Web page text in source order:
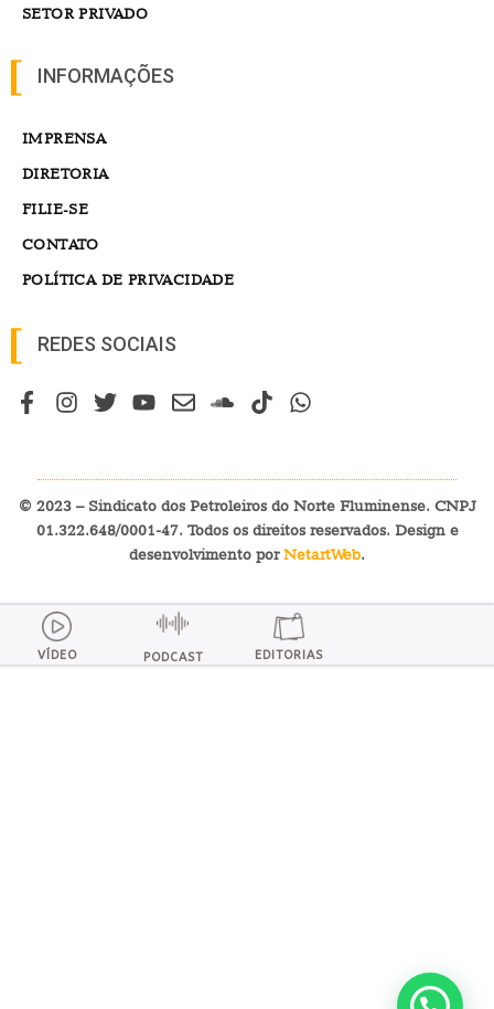
SETOR PRIVADO
INFORMAÇÕES
IMPRENSA
DIRETORIA
FILIE-SE
CONTATO
POLÍTICA DE PRIVACIDADE
REDES SOCIAIS
© 2023 – Sindicato dos Petroleiros do Norte Fluminense. CNPJ
01.322.648/0001-47. Todos os direitos reservados. Design e
desenvolvimento porNetartWeb.
VÍDEO PODCAST EDITORIAS